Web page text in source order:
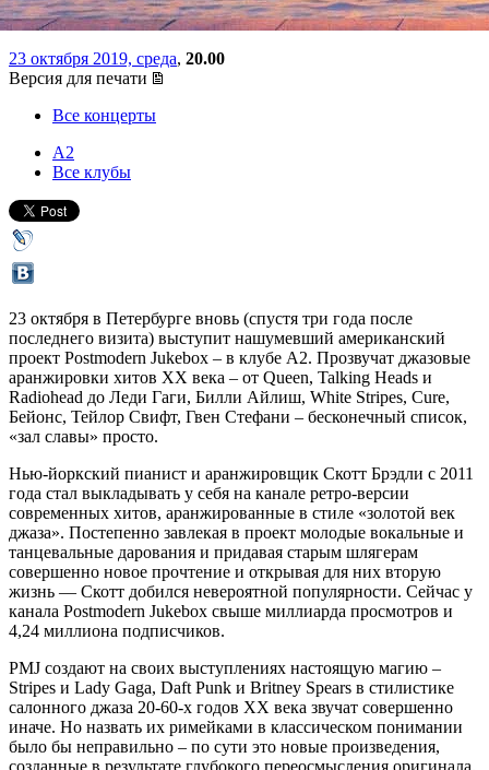
23 октября 2019, среда, 20.00
Версия для печати
Все концерты
А2
Все клубы
23 октября в Петербурге вновь (спустя три года после
последнего визита) выступит нашумевший американский
проект Postmodern Jukebox – в клубе А2. Прозвучат джазовые
аранжировки хитов XX века – от Queen, Talking Heads и
Radiohead до Леди Гаги, Билли Айлиш, White Stripes, Cure,
Бейонс, Тейлор Свифт, Гвен Стефани – бесконечный список,
«зал славы» просто.
Нью-йоркский пианист и аранжировщик Скотт Брэдли с 2011
года стал выкладывать у себя на канале ретро-версии
современных хитов, аранжированные в стиле «золотой век
джаза». Постепенно завлекая в проект молодые вокальные и
танцевальные дарования и придавая старым шлягерам
совершенно новое прочтение и открывая для них вторую
жизнь — Скотт добился невероятной популярности. Сейчас у
канала Postmodern Jukebox свыше миллиарда просмотров и
4,24 миллиона подписчиков.
PMJ создают на своих выступлениях настоящую магию –
Stripes и Lady Gaga, Daft Punk и Britney Spears в стилистике
салонного джаза 20-60-х годов ХХ века звучат совершенно
иначе. Но назвать их римейками в классическом понимании
было бы неправильно – по сути это новые произведения,
созданные в результате глубокого переосмысления оригинала.